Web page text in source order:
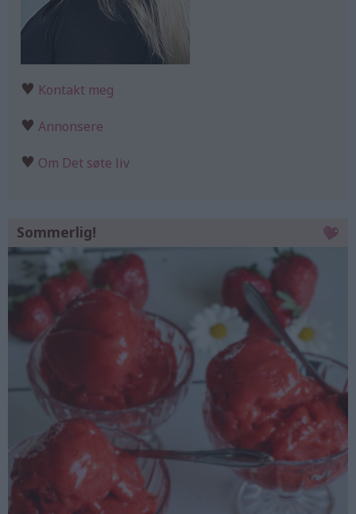
♥ Kontakt meg
♥ Annonsere
♥ Om Det søte liv
Sommerlig!